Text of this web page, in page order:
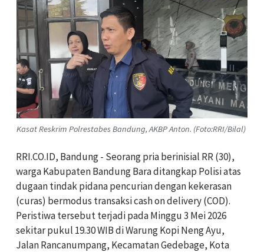
Kasat Reskrim Polrestabes Bandung, AKBP Anton. (Foto:RRI/Bilal)
RRI.CO.ID, Bandung - Seorang pria berinisial RR (30),
warga Kabupaten Bandung Bara ditangkap Polisi atas
dugaan tindak pidana pencurian dengan kekerasan
(curas) bermodus transaksi cash on delivery (COD).
Peristiwa tersebut terjadi pada Minggu 3 Mei 2026
sekitar pukul 19.30 WIB di Warung Kopi Neng Ayu,
Jalan Rancanumpang, Kecamatan Gedebage, Kota